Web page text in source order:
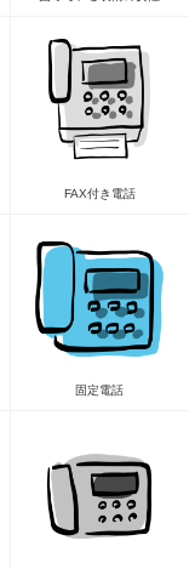
FAX付き電話
固定電話